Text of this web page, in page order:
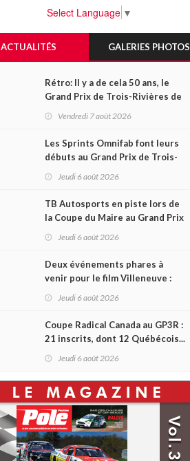
Select Language ▼
ACTUALITÉS GALERIES PHOTOS
Rétro: Il y a de cela 50 ans, le
Grand Prix de Trois-Rivières de
1976
Vendredi 7 août 2026
Les Sprints Omnifab font leurs
débuts au Grand Prix de Trois-
Rivières avec un format inspiré
Jeudi 6 août 2026
TB Autosports en piste lors de
la Coupe du Maire au Grand Prix
de Trois-Rivières
Jeudi 6 août 2026
Deux événements phares à
venir pour le film Villeneuve :
L'ascension d'une légende (+
Jeudi 6 août 2026
Coupe Radical Canada au GP3R :
21 inscrits, dont 12 Québécois...
et un premier gain d'Antoine
Jeudi 6 août 2026